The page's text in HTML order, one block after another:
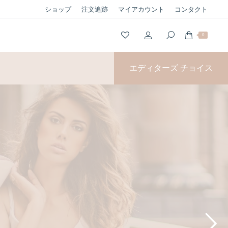
ショップ 注文追跡 マイアカウント コンタクト
0
エディターズ チョイス